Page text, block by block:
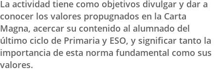
La actividad tiene como objetivos divulgar y dar a
conocer los valores propugnados en la Carta
Magna, acercar su contenido al alumnado del
último ciclo de Primaria y ESO, y significar tanto la
importancia de esta norma fundamental como sus
valores.